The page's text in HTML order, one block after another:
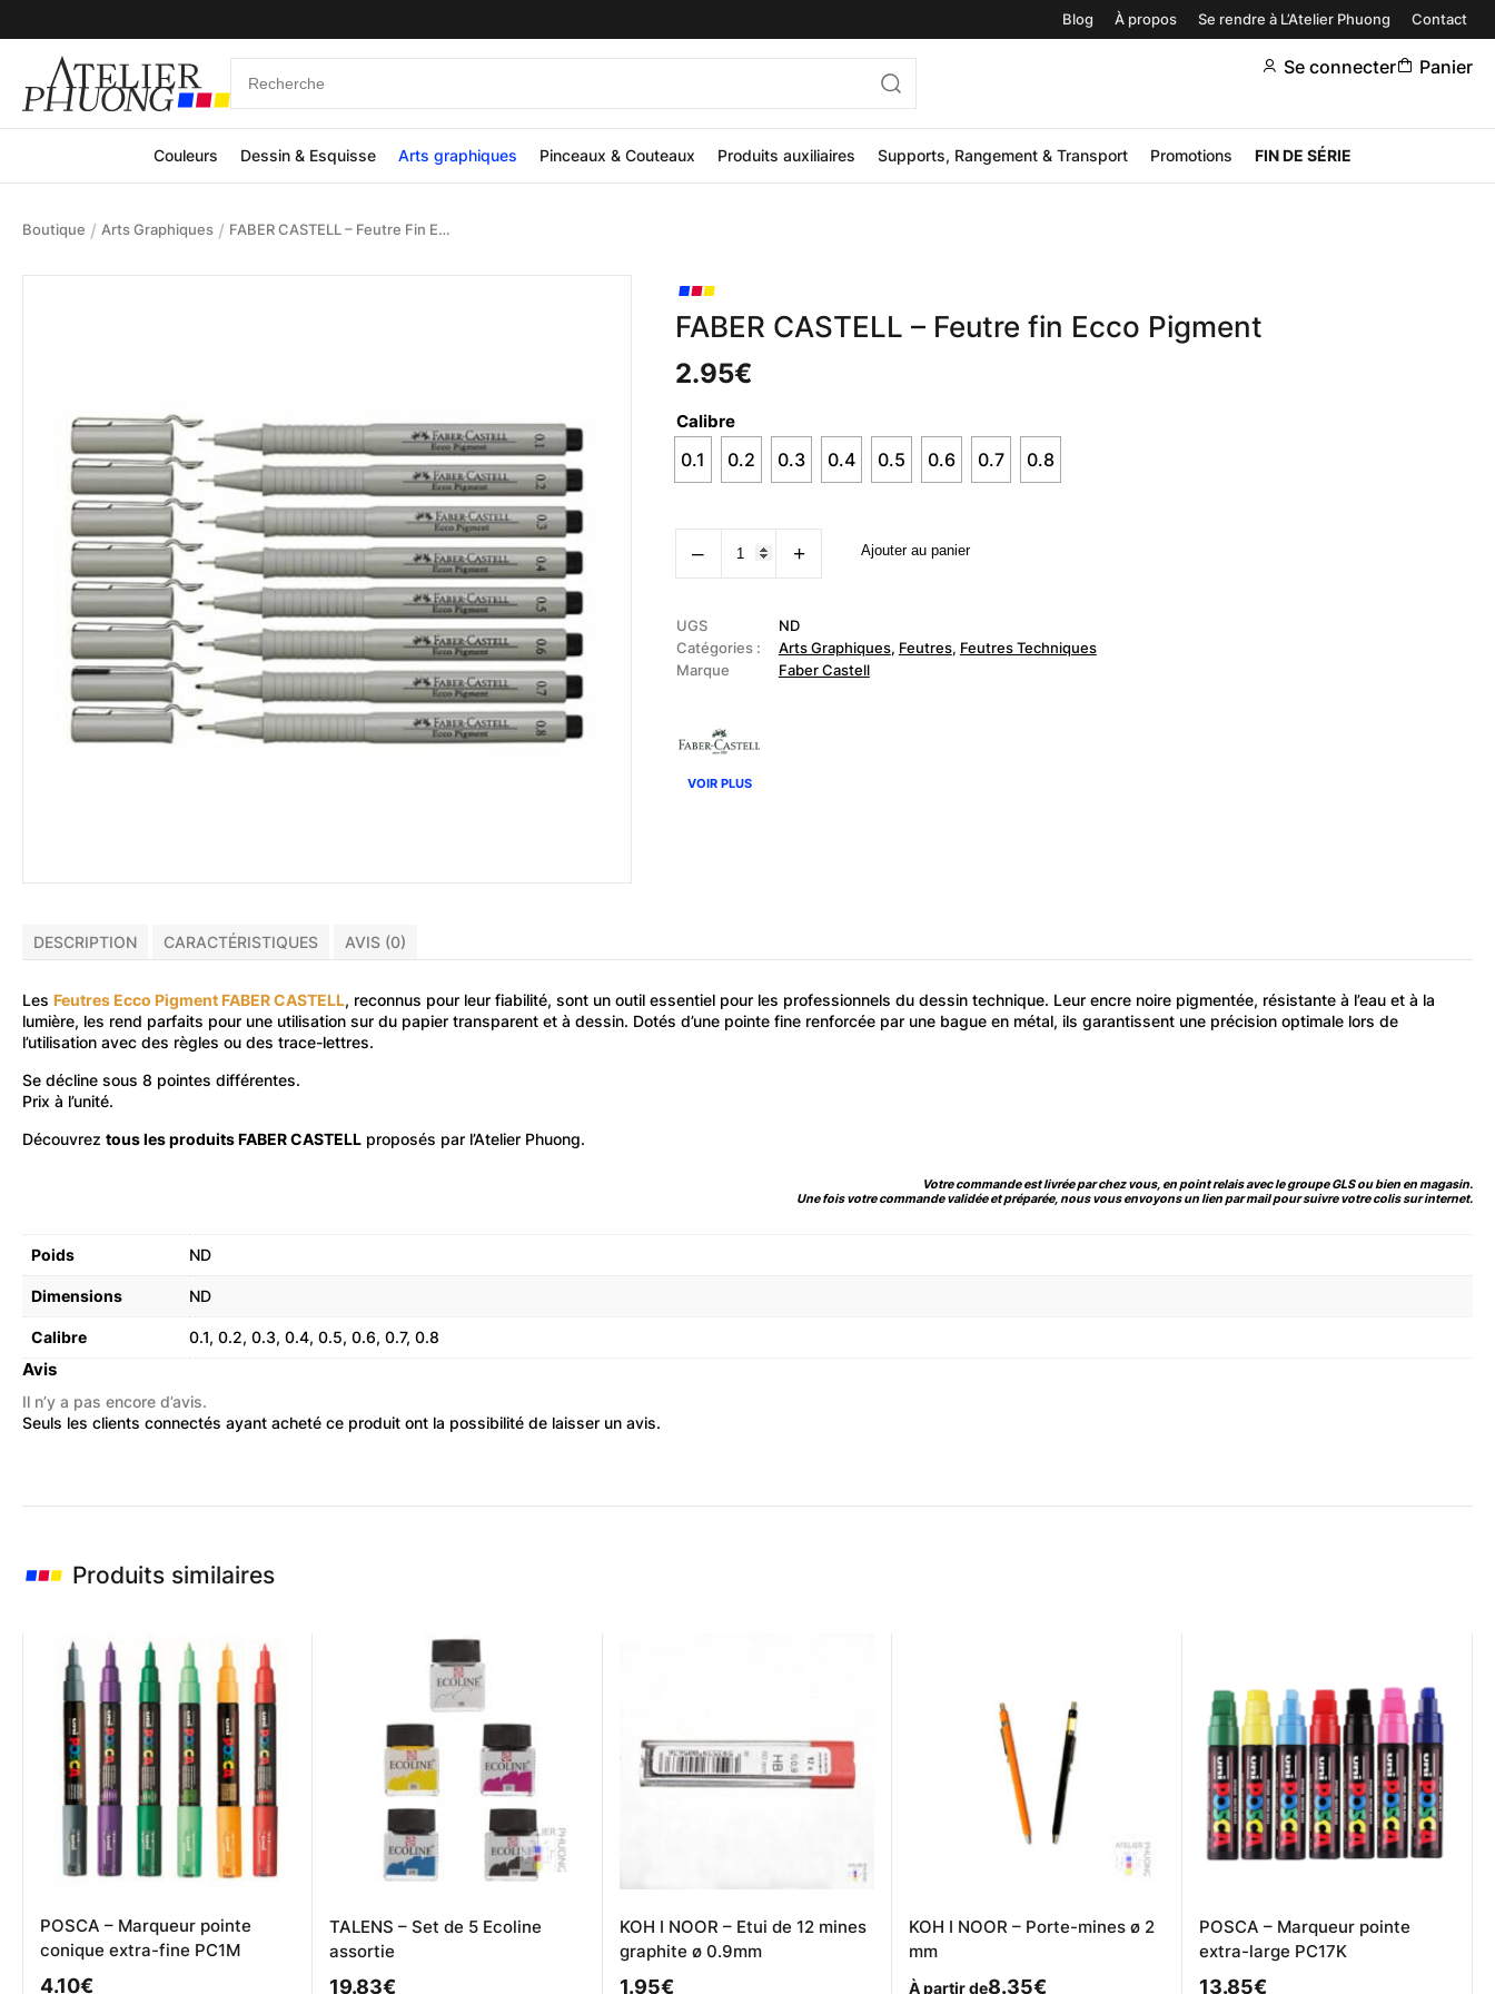
Blog À propos Se rendre à L’Atelier Phuong Contact
Se connecter Panier
Couleurs Dessin & Esquisse Arts graphiques Pinceaux & Couteaux Produits auxiliaires Supports, Rangement & Transport Promotions FIN DE SÉRIE
Boutique / Arts Graphiques / FABER CASTELL – Feutre Fin Ecco Pigment
FABER CASTELL – Feutre fin Ecco Pigment
2.95€
Calibre
0.1 0.2 0.3 0.4 0.5 0.6 0.7 0.8
‒
quantité
de
FABER
Feutre
fin
Ecco
Pigment
+ Ajouter au panier
UGS
ND
Catégories :
Arts Graphiques, Feutres, Feutres Techniques
Marque
Faber Castell
VOIR PLUS
DESCRIPTION CARACTÉRISTIQUES AVIS (0)
Les Feutres Ecco Pigment FABER CASTELL, reconnus pour leur fiabilité, sont un outil essentiel pour les professionnels du dessin technique. Leur encre noire pigmentée, résistante à l’eau et à la
lumière, les rend parfaits pour une utilisation sur du papier transparent et à dessin. Dotés d’une pointe fine renforcée par une bague en métal, ils garantissent une précision optimale lors de
l’utilisation avec des règles ou des trace-lettres.
Se décline sous 8 pointes différentes.
Prix à l’unité.
Découvrez tous les produits FABER CASTELL proposés par l’Atelier Phuong.
Votre commande est livrée par chez vous, en point relais avec le groupe GLS ou bien en magasin.
Une fois votre commande validée et préparée, nous vous envoyons un lien par mail pour suivre votre colis sur internet.
Poids ND
Dimensions ND
Calibre 0.1, 0.2, 0.3, 0.4, 0.5, 0.6, 0.7, 0.8
Avis
Il n’y a pas encore d’avis.
Seuls les clients connectés ayant acheté ce produit ont la possibilité de laisser un avis.
Produits similaires
POSCA – Marqueur pointe
conique extra-fine PC1M
4.10€
TALENS – Set de 5 Ecoline
assortie
19.83€
KOH I NOOR – Etui de 12 mines
graphite ø 0.9mm
1.95€
KOH I NOOR – Porte-mines ø 2
mm
À partir de8.35€
POSCA – Marqueur pointe
extra-large PC17K
13.85€